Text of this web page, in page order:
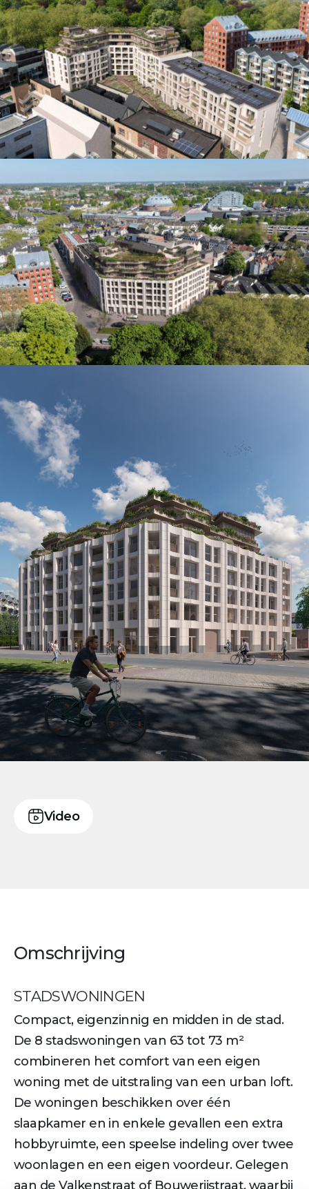
Video
Omschrijving
STADSWONINGEN
Compact, eigenzinnig en midden in de stad.
De 8 stadswoningen van 63 tot 73 m²
combineren het comfort van een eigen
woning met de uitstraling van een urban loft.
De woningen beschikken over één
slaapkamer en in enkele gevallen een extra
hobbyruimte, een speelse indeling over twee
woonlagen en een eigen voordeur. Gelegen
aan de Valkenstraat of Bouwerijstraat, waarbij